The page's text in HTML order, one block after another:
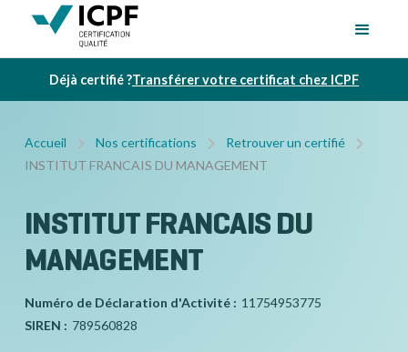
Déjà certifié ?Transférer votre certificat chez ICPF
Accueil Nos certifications
Retrouver un certifié
INSTITUT FRANCAIS DU MANAGEMENT
INSTITUT FRANCAIS DU
MANAGEMENT
Numéro de Déclaration d'Activité : 11754953775
SIREN : 789560828